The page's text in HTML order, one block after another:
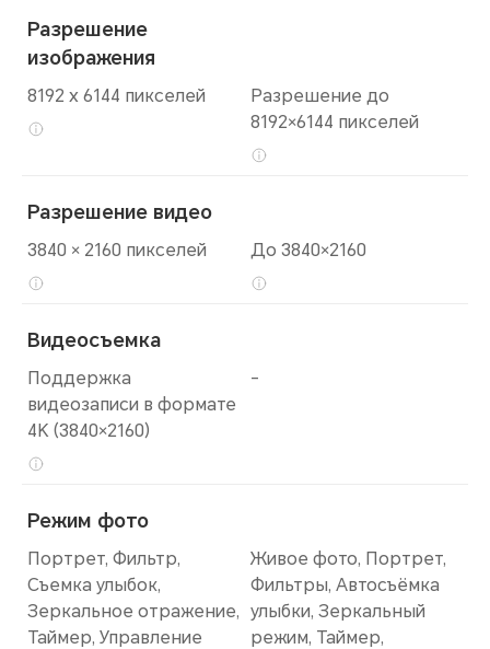
Разрешение
изображения
8192 x 6144 пикселей
Разрешение видео
3840 × 2160 пикселей
Видеосъемка
Поддержка
видеозаписи в формате
4K (3840×2160)
Режим фото
Портрет, Фильтр,
Съемка улыбок,
Зеркальное отражение,
Таймер, Управление
Разрешение до
8192×6144 пикселей
До 3840×2160
-
Живое фото, Портрет,
Фильтры, Автосъёмка
улыбки, Зеркальный
режим, Таймер,